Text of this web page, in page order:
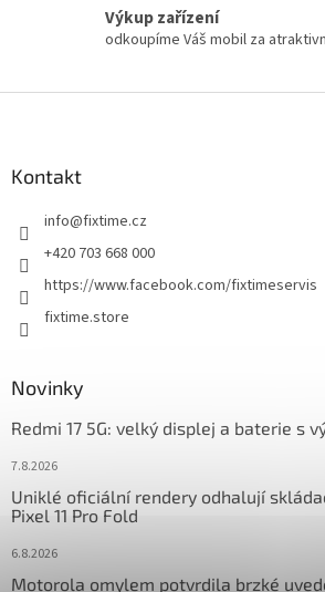
Výkup zařízení
odkoupíme Váš mobil za
Kontakt
info@fixtime.cz
+420 703 668 000
https://www.facebook.com/fixtimeservis
fixtime.store
Novinky
Redmi 17 5G: velký displej a baterie s
7.8.2026
Uniklé oficiální rendery odhalují
Pixel 11 Pro Fold
6.8.2026
Motorola omylem potvrdila brzké